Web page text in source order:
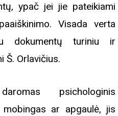
ypač jei jie pateikiami
Visada verta
dokumentų turiniu ir
Š. Orlavičius.
psichologinis
mobingas ar apgaulė, jis